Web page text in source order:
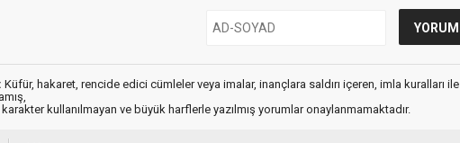
Küfür, hakaret, rencide edici cümleler veya imalar, inançlara saldırı içeren, imla kuralları ile
kullanılmayan ve büyük harflerle yazılmış yorumlar onaylanmamaktadır.